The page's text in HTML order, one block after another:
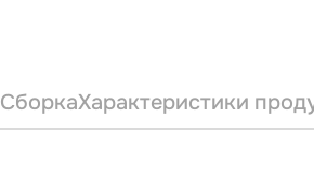
СборкаХарактеристики